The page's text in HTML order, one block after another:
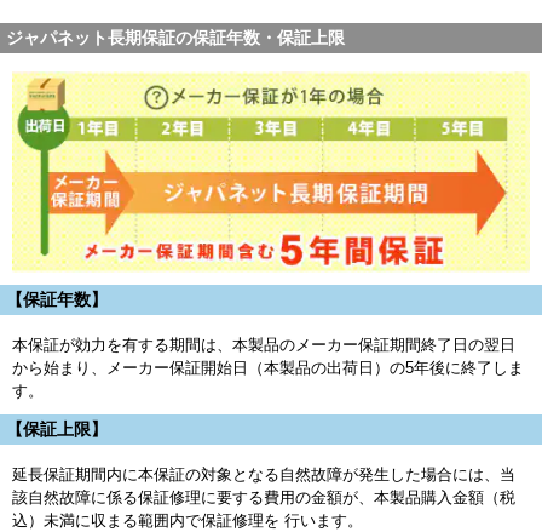
ジャパネット長期保証の保証年数・保証上限
【保証年数】
本保証が効力を有する期間は、本製品のメーカー保証期間終了日の翌日
から始まり、メーカー保証開始日（本製品の出荷日）の5年後に終了しま
す。
【保証上限】
延長保証期間内に本保証の対象となる自然故障が発生した場合には、当
該自然故障に係る保証修理に要する費用の金額が、本製品購入金額（税
込）未満に収まる範囲内で保証修理を 行います。